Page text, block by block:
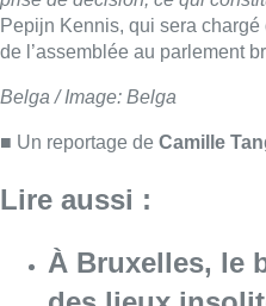
exceptionnel, il